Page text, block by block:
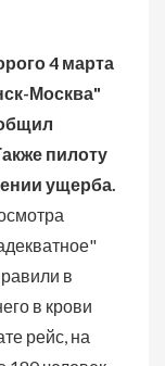
4 марта
Москва"
пилоту
ущерба.
в
в крови
рейс, на